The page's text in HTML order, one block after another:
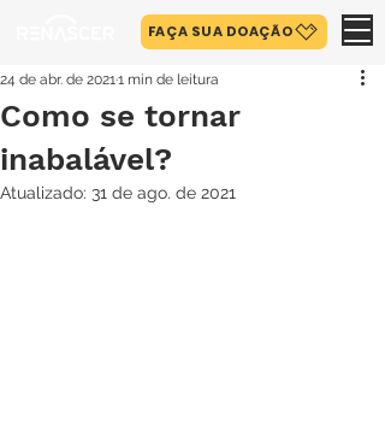
FAÇA SUA DOAÇÃO
Como se tornar
inabalável?
24 de abr. de 20211 min de leitura
Atualizado: 31 de ago. de 2021